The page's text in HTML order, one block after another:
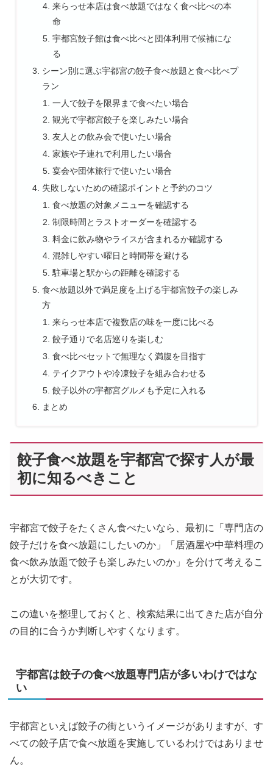
来らっせ本店は食べ放題ではなく食べ比べの本
命
宇都宮餃子館は食べ比べと団体利用で候補にな
る
シーン別に選ぶ宇都宮の餃子食べ放題と食べ比べプ
ラン
一人で餃子を限界まで食べたい場合
観光で宇都宮餃子を楽しみたい場合
友人との飲み会で使いたい場合
家族や子連れで利用したい場合
宴会や団体旅行で使いたい場合
失敗しないための確認ポイントと予約のコツ
食べ放題の対象メニューを確認する
制限時間とラストオーダーを確認する
料金に飲み物やライスが含まれるか確認する
混雑しやすい曜日と時間帯を避ける
駐車場と駅からの距離を確認する
食べ放題以外で満足度を上げる宇都宮餃子の楽しみ
方
来らっせ本店で複数店の味を一度に比べる
餃子通りで名店巡りを楽しむ
食べ比べセットで無理なく満腹を目指す
テイクアウトや冷凍餃子を組み合わせる
餃子以外の宇都宮グルメも予定に入れる
まとめ
餃子食べ放題を宇都宮で探す人が最
初に知るべきこと
宇都宮で餃子をたくさん食べたいなら、最初に「専門店の
餃子だけを食べ放題にしたいのか」「居酒屋や中華料理の
食べ飲み放題で餃子も楽しみたいのか」を分けて考えるこ
とが大切です。
この違いを整理しておくと、検索結果に出てきた店が自分
の目的に合うか判断しやすくなります。
宇都宮は餃子の食べ放題専門店が多いわけではな
い
宇都宮といえば餃子の街というイメージがありますが、す
べての餃子店で食べ放題を実施しているわけではありませ
ん。